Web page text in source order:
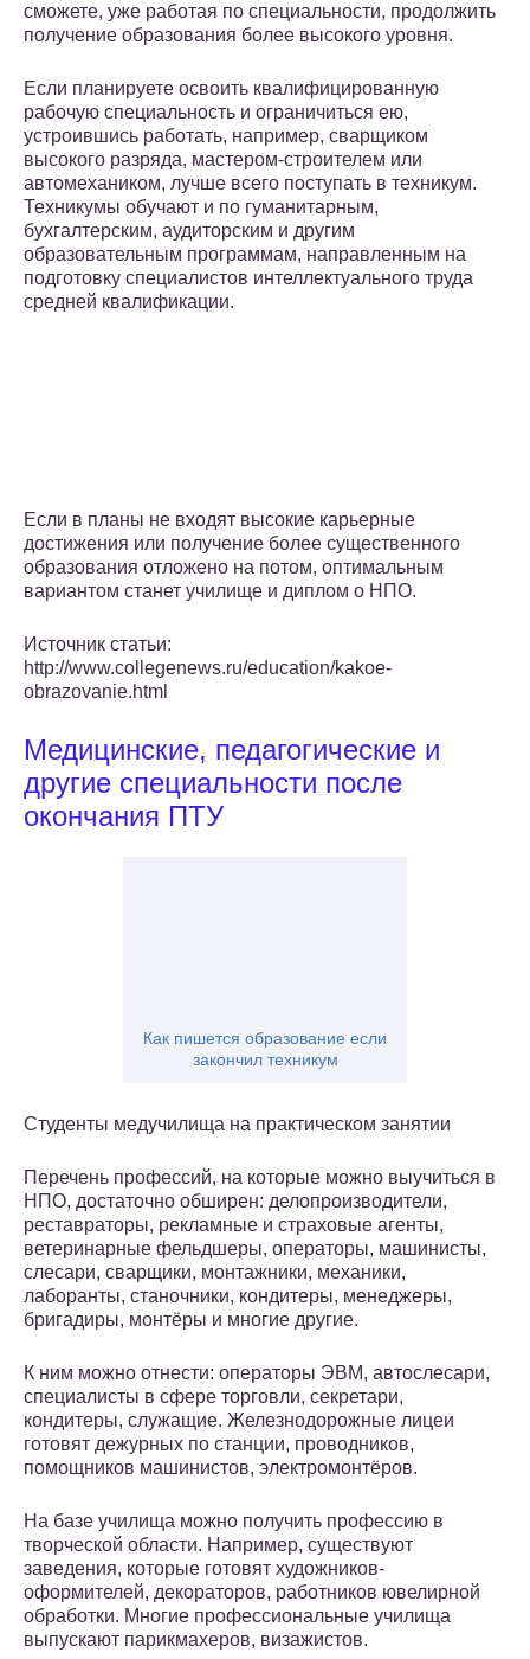
сможете, уже работая по специальности, продолжить
получение образования более высокого уровня.
Если планируете освоить квалифицированную
рабочую специальность и ограничиться ею,
устроившись работать, например, сварщиком
высокого разряда, мастером-строителем или
автомехаником, лучше всего поступать в техникум.
Техникумы обучают и по гуманитарным,
бухгалтерским, аудиторским и другим
образовательным программам, направленным на
подготовку специалистов интеллектуального труда
средней квалификации.
Если в планы не входят высокие карьерные
достижения или получение более существенного
образования отложено на потом, оптимальным
вариантом станет училище и диплом о НПО.
Источник статьи:
http://www.collegenews.ru/education/kakoe-
obrazovanie.html
Медицинские, педагогические и
другие специальности после
окончания ПТУ
Как пишется образование если
закончил техникум
Студенты медучилища на практическом занятии
Перечень профессий, на которые можно выучиться в
НПО, достаточно обширен: делопроизводители,
реставраторы, рекламные и страховые агенты,
ветеринарные фельдшеры, операторы, машинисты,
слесари, сварщики, монтажники, механики,
лаборанты, станочники, кондитеры, менеджеры,
бригадиры, монтёры и многие другие.
К ним можно отнести: операторы ЭВМ, автослесари,
специалисты в сфере торговли, секретари,
кондитеры, служащие. Железнодорожные лицеи
готовят дежурных по станции, проводников,
помощников машинистов, электромонтёров.
На базе училища можно получить профессию в
творческой области. Например, существуют
заведения, которые готовят художников-
оформителей, декораторов, работников ювелирной
обработки. Многие профессиональные училища
выпускают парикмахеров, визажистов.